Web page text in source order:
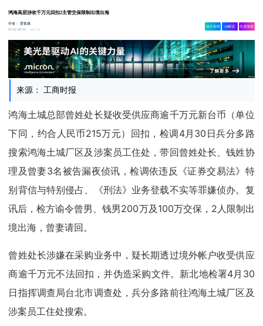
鸿海高层涉收千万元回扣2主管交保限制出境出海
作者：爱集微
05-02 06:55
2.3w
相关舆情 AI解读 生成海报
来源： 工商时报
鸿海土城总部曾姓处长疑收受供应商逾千万元新台币（单位
下同，约合人民币215万元）回扣，检调4月30日兵分多路
搜索鸿海土城厂区及涉案员工住处，带回曾姓处长、钱姓协
理及曾妻3名被告漏夜侦讯，检调依违反《证券交易法》特
别背信与特别侵占、《刑法》业务登载不实等罪嫌侦办。复
讯后，检方谕令曾男、钱男200万及100万交保，2人限制出
境出海，曾妻请回。
曾姓处长涉嫌在采购业务中，疑长期透过境外帐户收受供应
商逾千万元不法回扣，并伪造采购文件。新北地检署4月30
日指挥调查局台北市调查处，兵分多路前往鸿海土城厂区及
涉案员工住处搜索。